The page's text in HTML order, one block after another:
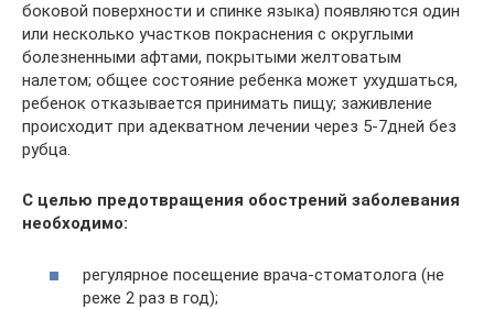
боковой поверхности и спинке языка) появляются один
или несколько участков покраснения с округлыми
болезненными афтами, покрытыми желтоватым
налетом; общее состояние ребенка может ухудшаться,
ребенок отказывается принимать пищу; заживление
происходит при адекватном лечении через 5-7дней без
рубца.
С целью предотвращения обострений заболевания
необходимо:
регулярное посещение врача-стоматолога (не
реже 2 раз в год);